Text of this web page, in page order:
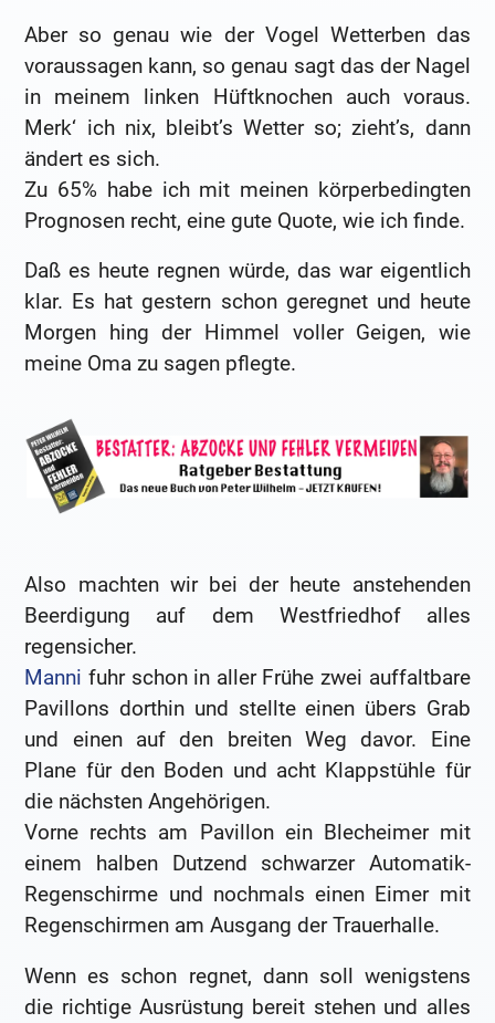
Aber so genau wie der Vogel Wetterben das
voraussagen kann, so genau sagt das der Nagel
in meinem linken Hüftknochen auch voraus.
Merk‘ ich nix, bleibt’s Wetter so; zieht’s, dann
ändert es sich.
Zu 65% habe ich mit meinen körperbedingten
Prognosen recht, eine gute Quote, wie ich finde.
Daß es heute regnen würde, das war eigentlich
klar. Es hat gestern schon geregnet und heute
Morgen hing der Himmel voller Geigen, wie
meine Oma zu sagen pflegte.
Also machten wir bei der heute anstehenden
Beerdigung auf dem Westfriedhof alles
regensicher.
Manni fuhr schon in aller Frühe zwei auffaltbare
Pavillons dorthin und stellte einen übers Grab
und einen auf den breiten Weg davor. Eine
Plane für den Boden und acht Klappstühle für
die nächsten Angehörigen.
Vorne rechts am Pavillon ein Blecheimer mit
einem halben Dutzend schwarzer Automatik-
Regenschirme und nochmals einen Eimer mit
Regenschirmen am Ausgang der Trauerhalle.
Wenn es schon regnet, dann soll wenigstens
die richtige Ausrüstung bereit stehen und alles